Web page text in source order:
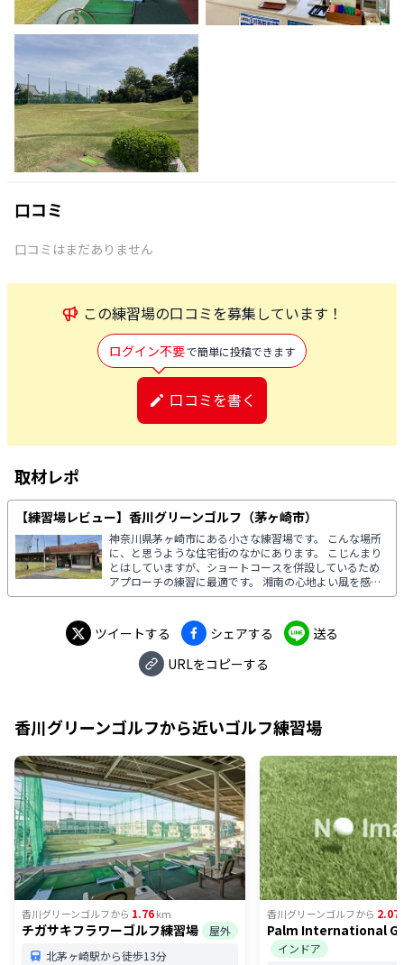
口コミ
口コミはまだありません
この練習場の口コミを募集しています！
ログイン不要で簡単に投稿できます
口コミを書く
取材レポ
【練習場レビュー】香川グリーンゴルフ（茅ヶ崎市）
神奈川県茅ヶ崎市にある小さな練習場です。 こんな場所
に、と思うような住宅街のなかにあります。 こじんまり
とはしていますが、ショートコースを併設しているため
アプローチの練習に最適です。 湘南の心地よい風を感じ
ながら、鮮やかな緑の中での練習ができる、こちらをご
ツイートする シェアする
送る
URLをコピーする
香川グリーンゴルフから近いゴルフ練習場
香川グリーンゴルフから 1.76km
チガサキフラワーゴルフ練習場
屋外
北茅ヶ崎駅から徒歩13分
香川グリーンゴルフから 2.07
Palm International
インドア